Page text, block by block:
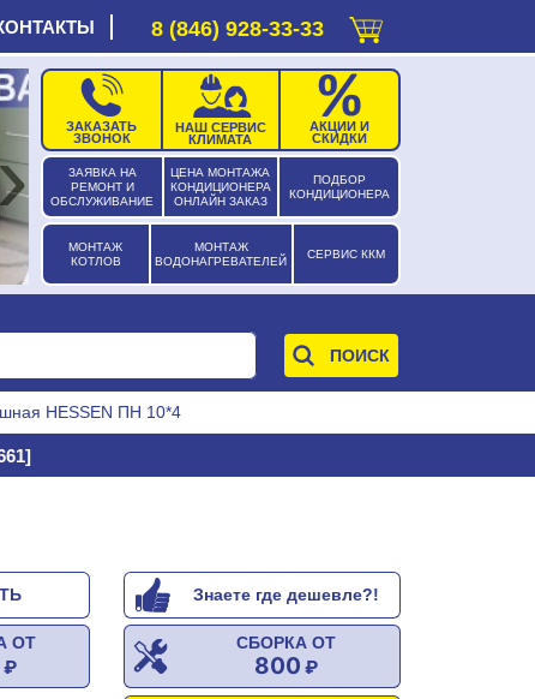
8 (846) 928-33-33
ЗАЯВКА НА
РЕМОНТ И
ОБСЛУЖИВАНИЕ
ЦЕНА МОНТАЖА
КОНДИЦИОНЕРА
ОНЛАЙН ЗАКАЗ
ПОДБОР
КОНДИЦИОНЕРА
МОНТАЖ
КОТЛОВ
МОНТАЖ
ВОДОНАГРЕВАТЕЛЕЙ
СЕРВИС ККМ
ЗАКАЗАТЬ
ЗВОНОК
НАШ СЕРВИС
КЛИМАТА
АКЦИИ И
СКИДКИ
HESSEN ПН 10*4
Знаете где дешевле?!
СБОРКА ОТ
800
ОТ